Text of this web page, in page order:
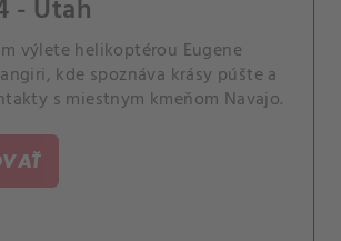
- Utah
výlete helikoptérou Eugene
kde spoznáva krásy púšte a
s miestnym kmeňom Navajo.